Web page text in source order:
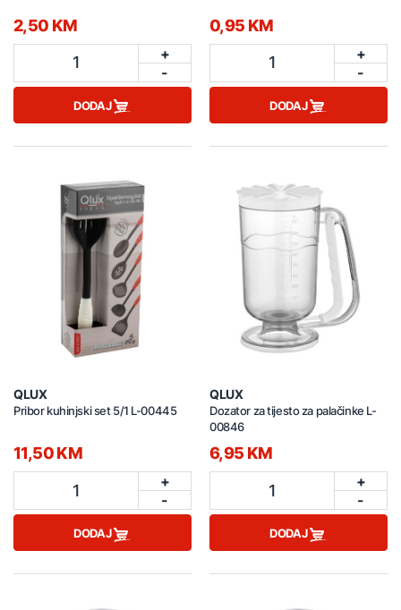
2,50 KM
1
+
-
DODAJ
0,95 KM
1
+
-
DODAJ
QLUX
Pribor kuhinjski set 5/1 L-00445
11,50 KM
1
+
-
DODAJ
QLUX
Dozator za tijesto za palačinke L-
00846
6,95 KM
1
+
-
DODAJ